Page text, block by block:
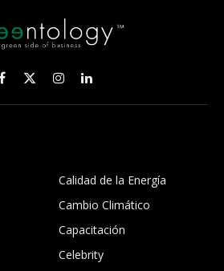
Facebook
X
(Twitter)
InstagramLinkedIn
Calidad de la Energía
Cambio Climático
Capacitación
Celebrity